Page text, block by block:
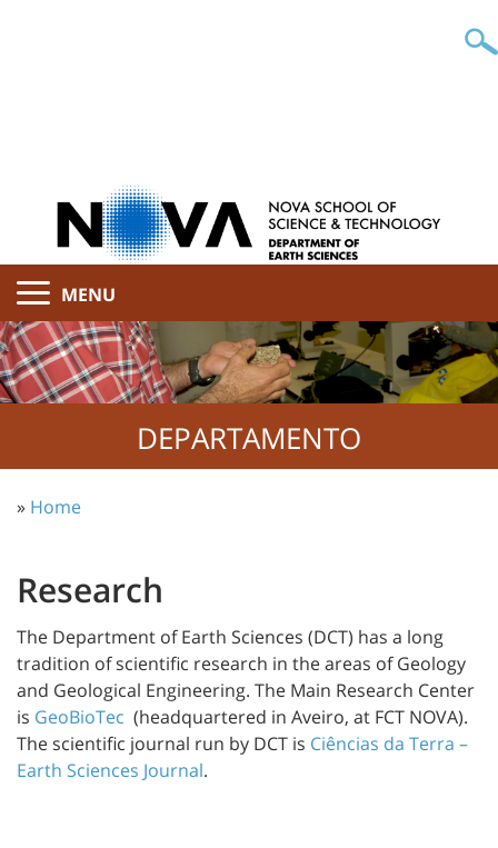
MENU
DEPARTAMENTO
» Home
Research
The Department of Earth Sciences (DCT) has a long
tradition of scientific research in the areas of Geology
and Geological Engineering. The Main Research Center
is GeoBioTec (headquartered in Aveiro, at FCT NOVA).
The scientific journal run by DCT is Ciências da Terra –
Earth Sciences Journal.